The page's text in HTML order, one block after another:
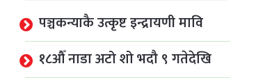
पञ्चकन्याकै उत्कृष्ट इन्द्रायणी मावि
१८औँ नाडा अटो शो भदौ ९ गतेदेखि